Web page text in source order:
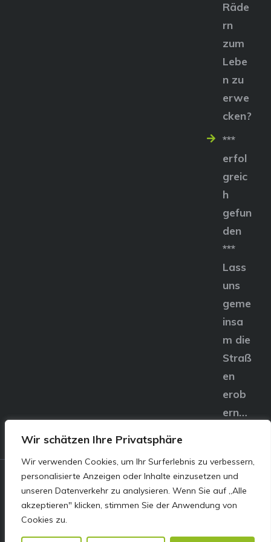
Wir schätzen Ihre Privatsphäre
Wir verwenden Cookies, um Ihr Surferlebnis zu verbessern,
personalisierte Anzeigen oder Inhalte einzusetzen und
unseren Datenverkehr zu analysieren. Wenn Sie auf „Alle
akzeptieren" klicken, stimmen Sie der Anwendung von
Cookies zu.
Räde
rn
zum
Lebe
n zu
erwe
cken?
***
erfol
greic
h
gefun
den
***
Lass
uns
geme
insa
m die
Straß
en
erob
ern…
© E&S Motors GmbH,
Linzer Straße 83 4240
Freistadt